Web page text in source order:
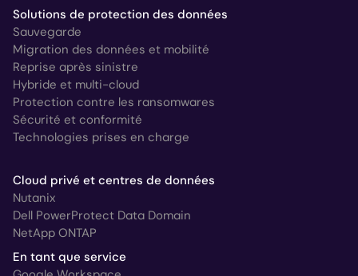
Solutions de protection des données
Sauvegarde
Migration des données et mobilité
Reprise après sinistre
Hybride et multi-cloud
Protection contre les ransomwares
Sécurité et conformité
Technologies prises en charge
Cloud privé et centres de données
Nutanix
Dell PowerProtect Data Domain
NetApp ONTAP
En tant que service